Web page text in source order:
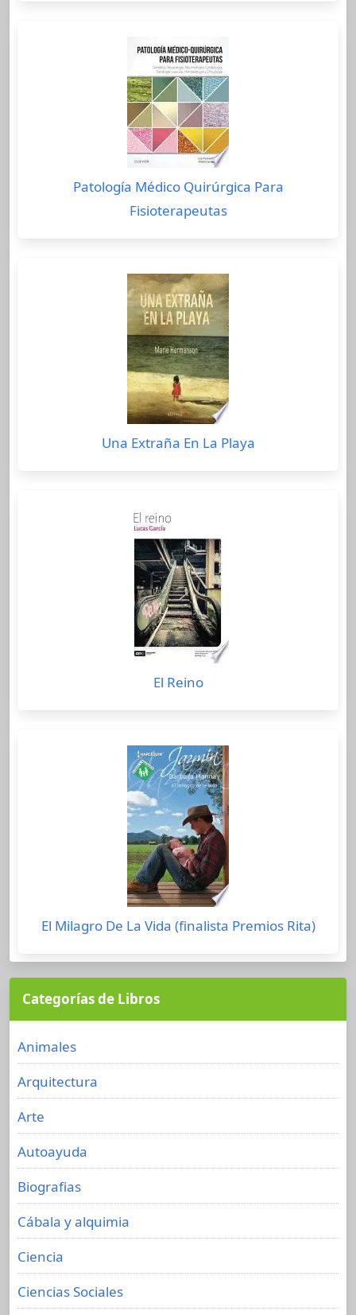
Patología Médico Quirúrgica Para
Fisioterapeutas
Una Extraña En La Playa
El Reino
El Milagro De La Vida (finalista Premios Rita)
Categorías de Libros
Animales
Arquitectura
Arte
Autoayuda
Biografias
Cábala y alquimia
Ciencia
Ciencias Sociales